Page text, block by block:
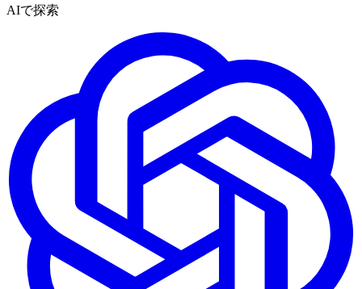
AIで探索